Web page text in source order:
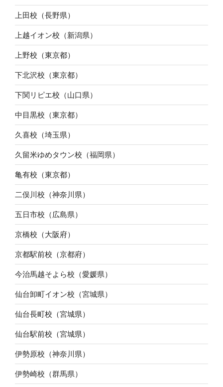
上田校（長野県）
上越イオン校（新潟県）
上野校（東京都）
下北沢校（東京都）
下関リピエ校（山口県）
中目黒校（東京都）
久喜校（埼玉県）
久留米ゆめタウン校（福岡県）
亀有校（東京都）
二俣川校（神奈川県）
五日市校（広島県）
京橋校（大阪府）
京都駅前校（京都府）
今治馬越そよら校（愛媛県）
仙台卸町イオン校（宮城県）
仙台長町校（宮城県）
仙台駅前校（宮城県）
伊勢原校（神奈川県）
伊勢崎校（群馬県）